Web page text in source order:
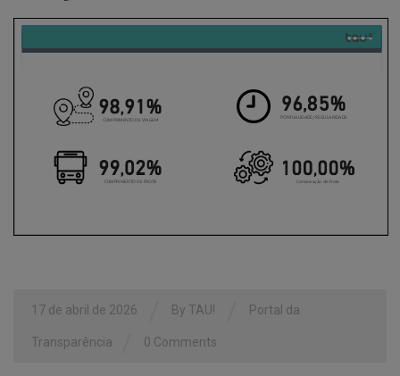
17 de abril de 2026 By TAU! Portal da
Transparência 0 Comments